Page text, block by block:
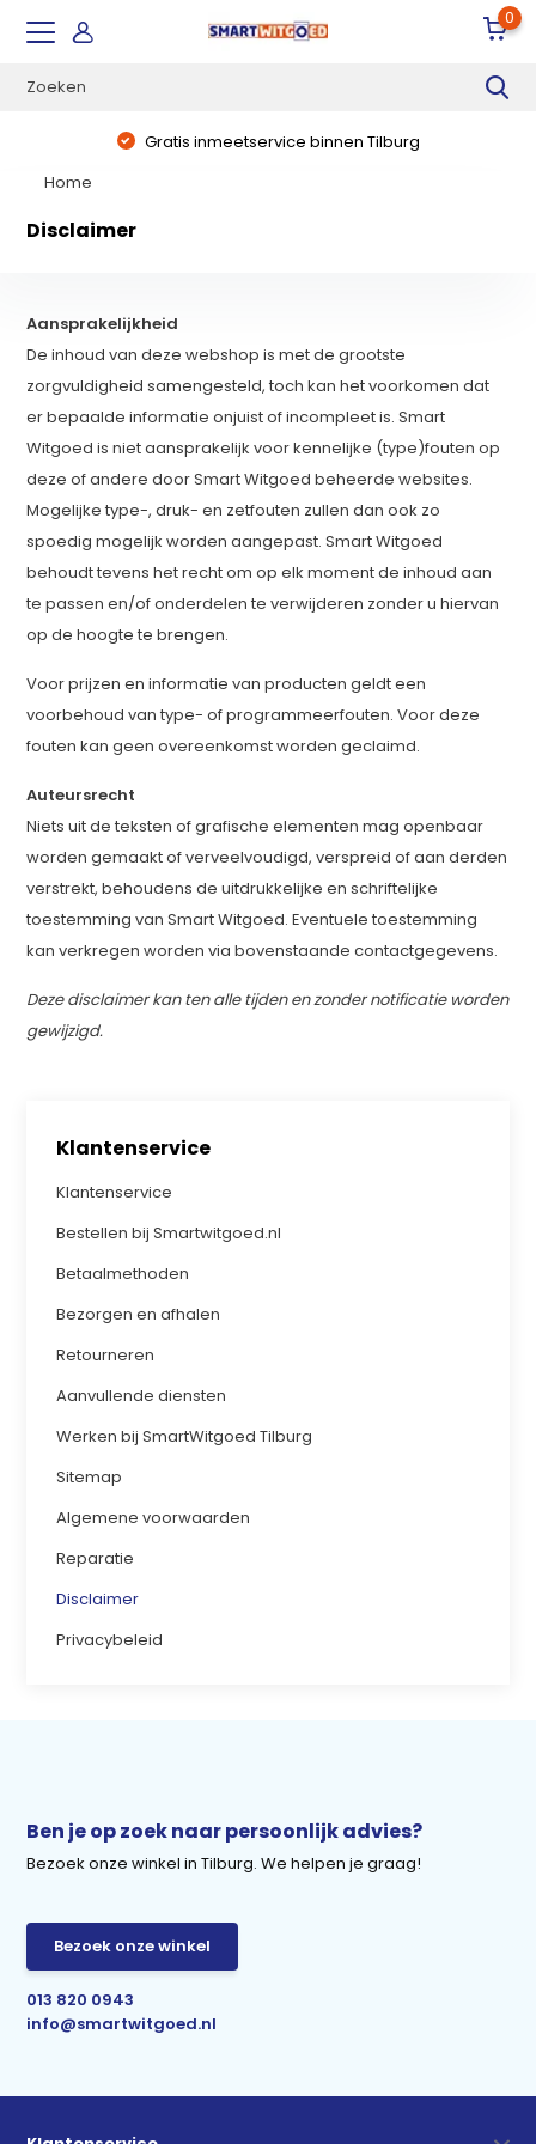
0
Gratis inmeetservice binnen Tilburg
Home
Klantenservice
Klantenservice
Bestellen bij Smartwitgoed.nl
Betaalmethoden
Bezorgen en afhalen
Retourneren
Aanvullende diensten
Werken bij SmartWitgoed Tilburg
Sitemap
Algemene voorwaarden
Reparatie
Disclaimer
Privacybeleid
Disclaimer
Aansprakelijkheid
De inhoud van deze webshop is met de grootste
zorgvuldigheid samengesteld, toch kan het voorkomen dat
er bepaalde informatie onjuist of incompleet is. Smart
Witgoed is niet aansprakelijk voor kennelijke (type)fouten op
deze of andere door Smart Witgoed beheerde websites.
Mogelijke type-, druk- en zetfouten zullen dan ook zo
spoedig mogelijk worden aangepast. Smart Witgoed
behoudt tevens het recht om op elk moment de inhoud aan
te passen en/of onderdelen te verwijderen zonder u hiervan
op de hoogte te brengen.
Voor prijzen en informatie van producten geldt een
voorbehoud van type- of programmeerfouten. Voor deze
fouten kan geen overeenkomst worden geclaimd.
Auteursrecht
Niets uit de teksten of grafische elementen mag openbaar
worden gemaakt of verveelvoudigd, verspreid of aan derden
verstrekt, behoudens de uitdrukkelijke en schriftelijke
toestemming van Smart Witgoed. Eventuele toestemming
kan verkregen worden via bovenstaande contactgegevens.
Deze disclaimer kan ten alle tijden en zonder notificatie worden
gewijzigd.
Ben je op zoek naar persoonlijk advies?
Bezoek onze winkel in Tilburg. We helpen je graag!
Bezoek onze winkel
013 820 0943
info@smartwitgoed.nl